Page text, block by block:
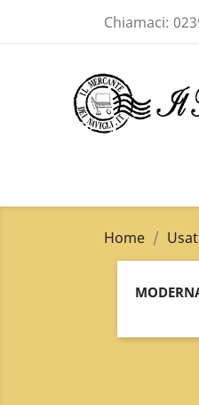
Chiamaci:
Home